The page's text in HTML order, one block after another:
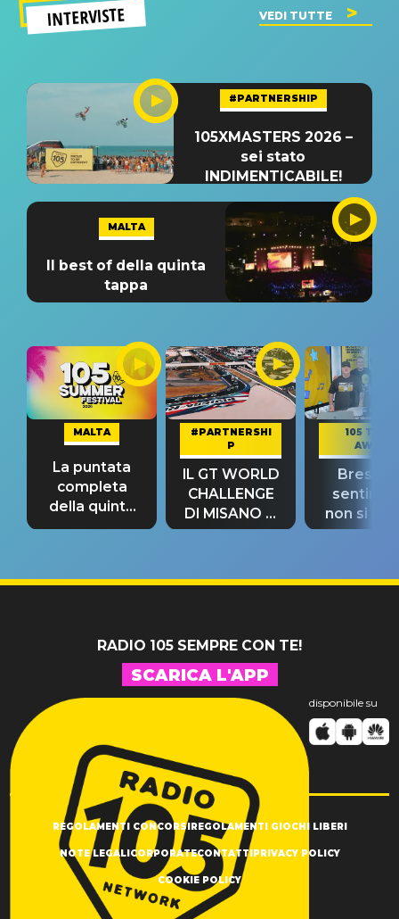
INTERVISTE VEDI TUTTE
#PARTNERSHIP
105XMASTERS 2026 –
sei stato
INDIMENTICABILE!
MALTA
Il best of della quinta
tappa
MALTA
La puntata
completa
della quinta
tappa
#PARTNERSHI
P
IL GT WORLD
CHALLENGE
DI MISANO si
riconferma
105 TAKE
AWAY
Bresh:
non si
fino alla
RADIO 105 SEMPRE CON TE!
SCARICA L'APP
disponibile su
REGOLAMENTI CONCORSIREGOLAMENTI GIOCHI LIBERI
NOTE LEGALICORPORATECONTATTIPRIVACY POLICY
COOKIE POLICY